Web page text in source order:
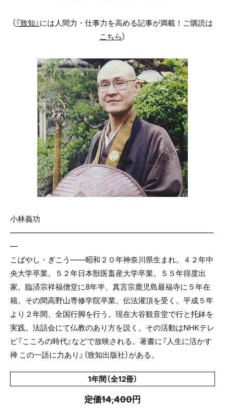
（『致知』には人間力・仕事力を高める記事が満載！ご購読は
こちら）
小林義功
———————————————————————————
—
こばやし・ぎこう――昭和２０年神奈川県生まれ。４２年中
央大学卒業。５２年日本獣医畜産大学卒業。５５年得度出
家。臨済宗祥福僧堂に8年半、真言宗鹿児島最福寺に５年在
籍。その間高野山専修学院卒業、伝法灌頂を受く。平成５年
より２年間、全国行脚を行う。現在大谷観音堂で行と托鉢を
実践。法話会にて仏教のあり方を説く。その活動はNHKテレ
ビ『こころの時代』などで放映される。著書に『人生に活かす
禅 この一語に力あり』（致知出版社）がある。
1年間（全12冊）
定価14,400円